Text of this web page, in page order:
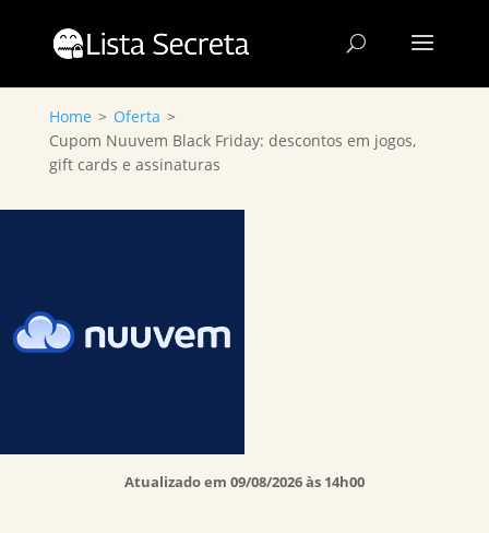
Home > Oferta >
Cupom Nuuvem Black Friday: descontos em jogos,
gift cards e assinaturas
Atualizado em 09/08/2026 às 14h00